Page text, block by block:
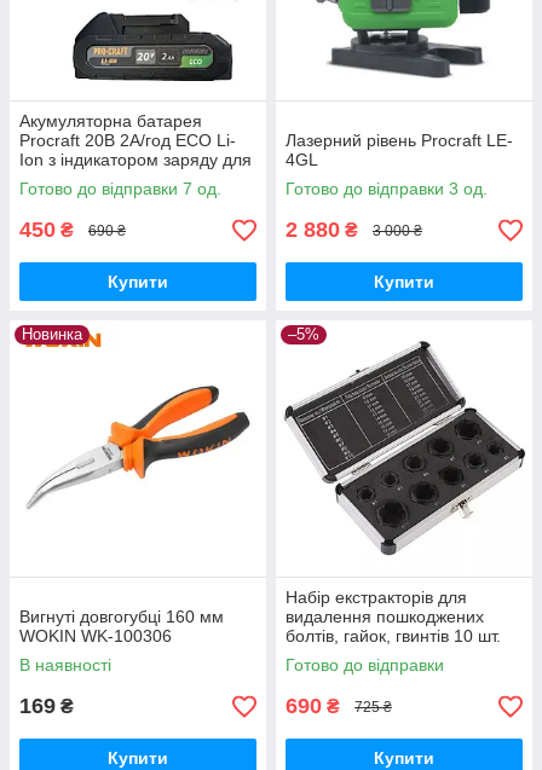
Акумуляторна батарея
Procraft 20В 2А/год ECO Li-
Ion з індикатором заряду для
інструментів лінійки
Прокрафт 20В
Готово до відправки 7 од.
450 ₴ 690 ₴
Купити
Лазерний рівень Procraft LE-
4GL
Готово до відправки 3 од.
2 880 ₴ 3 000 ₴
Купити
Новинка
Вигнуті довгогубці 160 мм
WOKIN WK-100306
В наявності
169 ₴
Купити
–5%
Набір екстракторів для
видалення пошкоджених
болтів, гайок, гвинтів 10 шт.
Готово до відправки
690 ₴ 725 ₴
Купити